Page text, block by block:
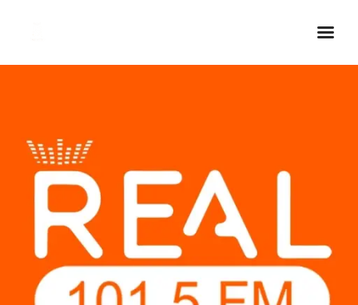
En Vivo
Descarga La APP
Programas
Noticias
Equipo
Sobre Nosotros